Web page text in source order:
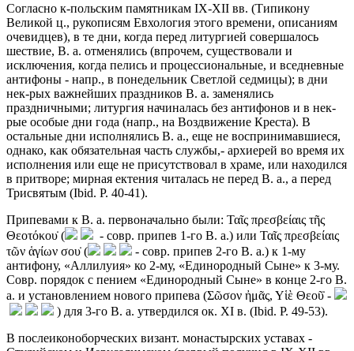
Согласно к-польским памятникам IX-XII вв. (Типикону
Великой ц., рукописям Евхология этого времени, описаниям
очевидцев), в те дни, когда перед литургией совершалось
шествие, В. а. отменялись (впрочем, существовали и
исключения, когда пелись и процессиональные, и вседневные
антифоны - напр., в понедельник Светлой седмицы); в дни
нек-рых важнейших праздников В. а. заменялись
праздничными; литургия начиналась без антифонов и в нек-
рые особые дни года (напр., на Воздвижение Креста). В
остальные дни исполнялись В. а., еще не воспринимавшиеся,
однако, как обязательная часть службы,- архиерей во время их
исполнения или еще не присутствовал в храме, или находился
в притворе; мирная ектения читалась не перед В. а., а перед
Трисвятым (Ibid. P. 40-41).
Припевами к В. а. первоначально были: Ταῖς πρεσβείαις τῆς
Θεοτόκου̇ (
- совр. припев 1-го В. а.) или Ταῖς πρεσβείαις
τῶν ἁγίων σου̇ (
- совр. припев 2-го В. а.) к 1-му
антифону, «Аллилуия» ко 2-му, «Единородный Сыне» к 3-му.
Совр. порядок с пением «Единородный Сыне» в конце 2-го В.
а. и установлением нового припева (Σῶσον ἠμᾶς, Υἱὲ Θεοῦ̇ -
) для 3-го В. а. утвердился ок. XI в. (Ibid. P. 49-53).
В послеиконоборческих визант. монастырских уставах -